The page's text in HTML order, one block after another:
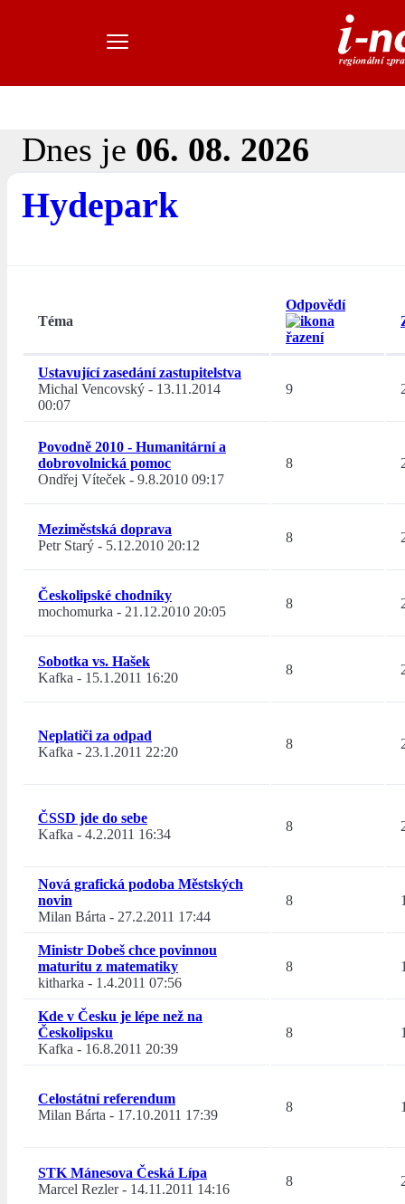
Dnes je 06. 08. 2026
Hydepark
Téma
Odpovědí
Ustavující zasedání zastupitelstva
Michal Vencovský - 13.11.2014
00:07
9
Povodně 2010 - Humanitární a
dobrovolnická pomoc
Ondřej Víteček - 9.8.2010 09:17
8
Meziměstská doprava
Petr Starý - 5.12.2010 20:12
8
Českolipské chodníky
mochomurka - 21.12.2010 20:05
8
Sobotka vs. Hašek
Kafka - 15.1.2011 16:20
8
Neplatiči za odpad
Kafka - 23.1.2011 22:20
8
ČSSD jde do sebe
Kafka - 4.2.2011 16:34
8
Nová grafická podoba Městských
novin
Milan Bárta - 27.2.2011 17:44
8
Ministr Dobeš chce povinnou
maturitu z matematiky
kitharka - 1.4.2011 07:56
8
Kde v Česku je lépe než na
Českolipsku
Kafka - 16.8.2011 20:39
8
Celostátní referendum
Milan Bárta - 17.10.2011 17:39
8
STK Mánesova Česká Lípa
Marcel Rezler- 14.11.2011 14:16
8